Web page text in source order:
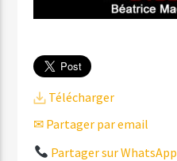
Télécharger
✉ Partager par email
Partager sur WhatsApp